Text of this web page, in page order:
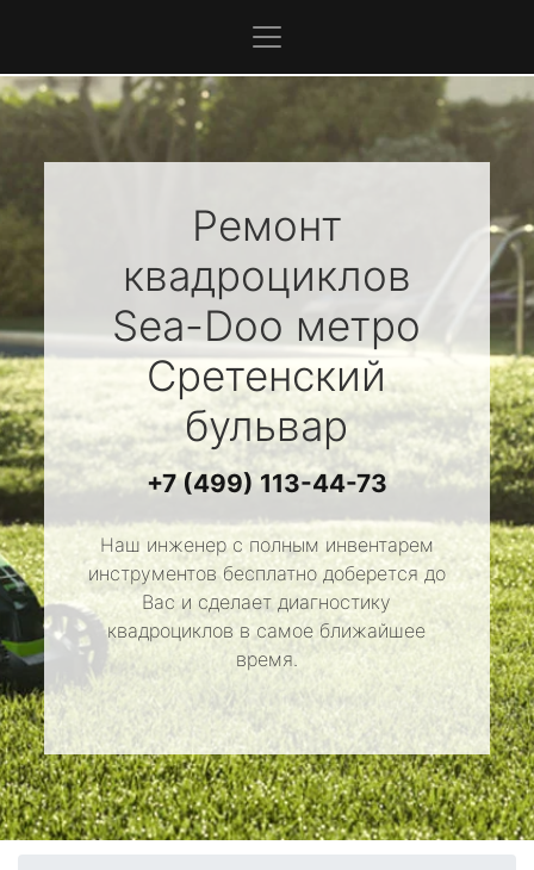
Ремонт
квадроциклов
Sea-Doo метро
Сретенский
бульвар
+7 (499) 113-44-73
Наш инженер с полным инвентарем
инструментов бесплатно доберется до
Вас и сделает диагностику
квадроциклов в самое ближайшее
время.